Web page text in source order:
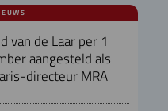
van de Laar per 1
aangesteld als
directeur MRA